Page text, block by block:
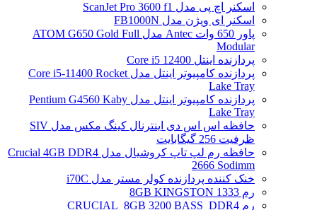
اسکنر اچ پی مدل ScanJet Pro 3600 f1
اسکنر ای ویژن مدل FB1000N
پاور 650 وات Antec مدل ATOM G650 Gold Full
Modular
پردازنده اینتل Core i5 12400
پردازنده کامپیوتر اینتل مدل Core i5-11400 Rocket
Lake Tray
پردازنده کامپیوتر اینتل مدل Pentium G4560 Kaby
Lake Tray
حافظه اس اس دی اینترنال کینگ مکس مدل SIV
ظرفیت 256 گیگابایت
حافظه رم لپ تاپ کروشیال مدل Crucial 4GB DDR4
2666 Sodimm
خنک کننده پردازنده کولر مستر مدل i70C
رم 1333 8GB KINGSTON
رم CRUCIAL_8GB 3200 BASS_DDR4